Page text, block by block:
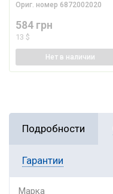
Ориг. номер 6872002020
584 грн
13 $
Нет в наличии
Подробности
Гарантии
Марка